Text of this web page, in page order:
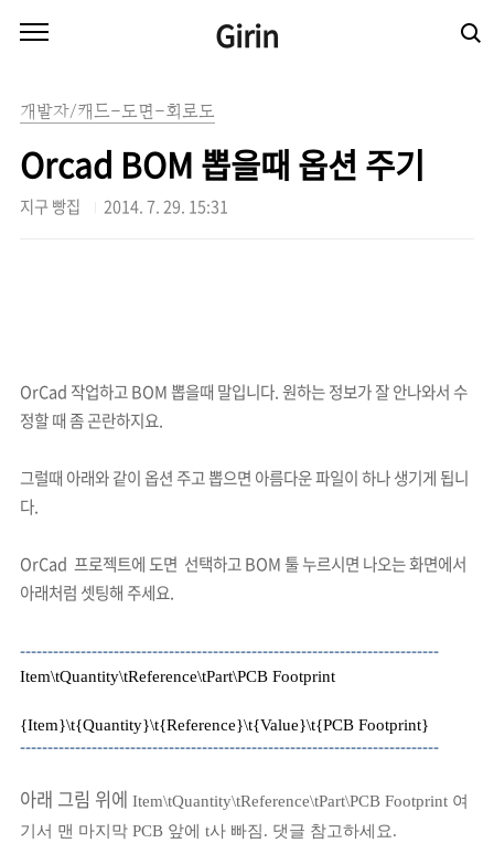
Girin
개발자/캐드-도면-회로도
Orcad BOM 뽑을때 옵션 주기
지구 빵집 2014. 7. 29. 15:31
OrCad 작업하고 BOM 뽑을때 말입니다. 원하는 정보가 잘 안나와서 수
정할 때 좀 곤란하지요.
그럴때 아래와 같이 옵션 주고 뽑으면 아름다운 파일이 하나 생기게 됩니
다.
OrCad 프로젝트에 도면 선택하고 BOM 툴 누르시면 나오는 화면에서
아래처럼 셋팅해 주세요.
----------------------------------------------------------------------------
Item\tQuantity\tReference\tPart\PCB Footprint
{Item}\t{Quantity}\t{Reference}\t{Value}\t{PCB Footprint}
----------------------------------------------------------------------------
아래 그림 위에 Item\tQuantity\tReference\tPart\PCB Footprint 여
기서 맨 마지막 PCB 앞에 t사 빠짐. 댓글 참고하세요.